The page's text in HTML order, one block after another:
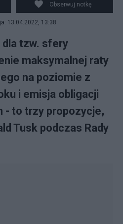
Obserwuj notkę
13.04.2022, 13:38
dla tzw. sfery
maksymalnej raty
na poziomie z
i emisja obligacji
- to trzy propozycje,
Tusk podczas Rady